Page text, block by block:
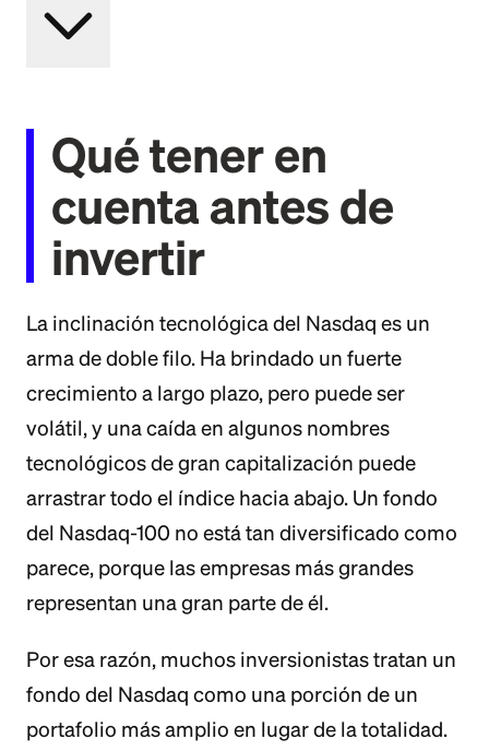
Qué tener en
cuenta antes de
invertir
La inclinación tecnológica del Nasdaq es un
arma de doble filo. Ha brindado un fuerte
crecimiento a largo plazo, pero puede ser
volátil, y una caída en algunos nombres
tecnológicos de gran capitalización puede
arrastrar todo el índice hacia abajo. Un fondo
del Nasdaq-100 no está tan diversificado como
parece, porque las empresas más grandes
representan una gran parte de él.
Por esa razón, muchos inversionistas tratan un
fondo del Nasdaq como una porción de un
portafolio más amplio en lugar de la totalidad.